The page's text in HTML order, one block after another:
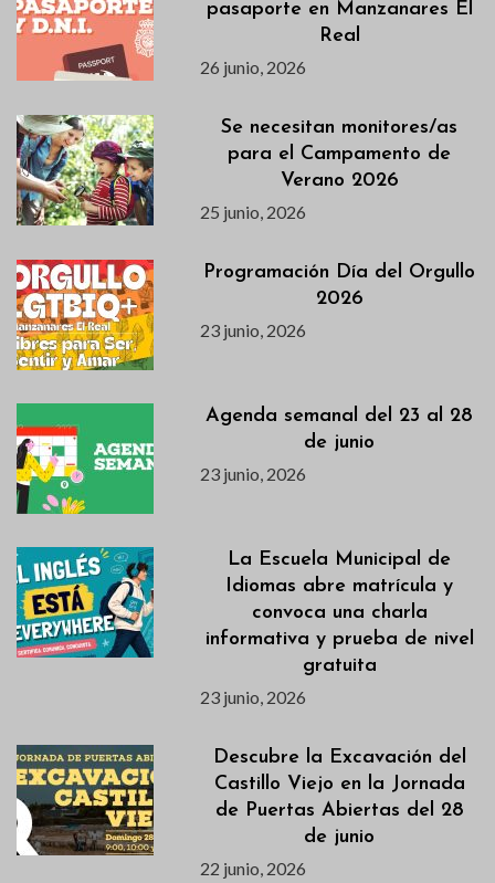
pasaporte en Manzanares El
Real
26 junio, 2026
Se necesitan monitores/as
para el Campamento de
Verano 2026
25 junio, 2026
Programación Día del Orgullo
2026
23 junio, 2026
Agenda semanal del 23 al 28
de junio
23 junio, 2026
La Escuela Municipal de
Idiomas abre matrícula y
convoca una charla
informativa y prueba de nivel
gratuita
23 junio, 2026
Descubre la Excavación del
Castillo Viejo en la Jornada
de Puertas Abiertas del 28
de junio
22 junio, 2026